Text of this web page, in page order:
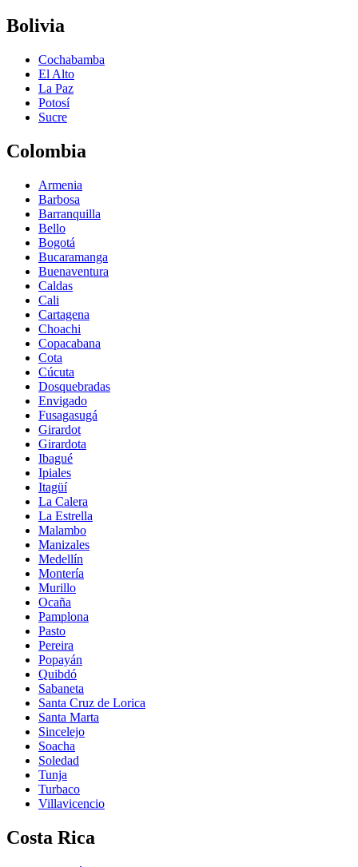
Bolivia
Cochabamba
El Alto
La Paz
Potosí
Sucre
Colombia
Armenia
Barbosa
Barranquilla
Bello
Bogotá
Bucaramanga
Buenaventura
Caldas
Cali
Cartagena
Choachi
Copacabana
Cota
Cúcuta
Dosquebradas
Envigado
Fusagasugá
Girardot
Girardota
Ibagué
Ipiales
Itagüí
La Calera
La Estrella
Malambo
Manizales
Medellín
Montería
Murillo
Ocaña
Pamplona
Pasto
Pereira
Popayán
Quibdó
Sabaneta
Santa Cruz de Lorica
Santa Marta
Sincelejo
Soacha
Soledad
Tunja
Turbaco
Villavicencio
Costa Rica